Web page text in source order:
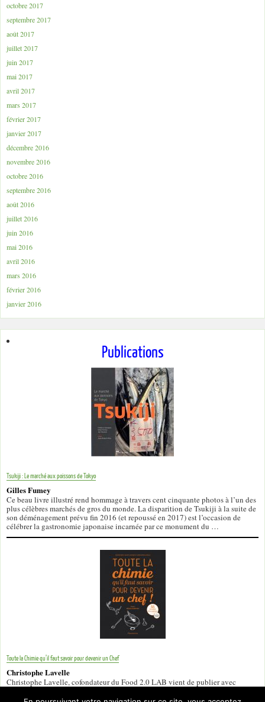
octobre 2017
septembre 2017
août 2017
juillet 2017
juin 2017
mai 2017
avril 2017
mars 2017
février 2017
janvier 2017
décembre 2016
novembre 2016
octobre 2016
septembre 2016
août 2016
juillet 2016
juin 2016
mai 2016
avril 2016
mars 2016
février 2016
janvier 2016
Publications
Tsukiji : Le marché aux poissons de Tokyo
Gilles Fumey
Ce beau livre illustré rend hommage à travers cent cinquante photos à l’un des
plus célèbres marchés de gros du monde. La disparition de Tsukiji à la suite de
son déménagement prévu fin 2016 (et repoussé en 2017) est l’occasion de
célébrer la gastronomie japonaise incarnée par ce monument du …
Toute la Chimie qu’il faut savoir pour devenir un Chef
Christophe Lavelle
Christophe Lavelle, cofondateur du Food 2.0 LAB vient de publier avec
savoir pour devenir un Chef. Vous voulez vous faire plaisir en cuisine et réussir